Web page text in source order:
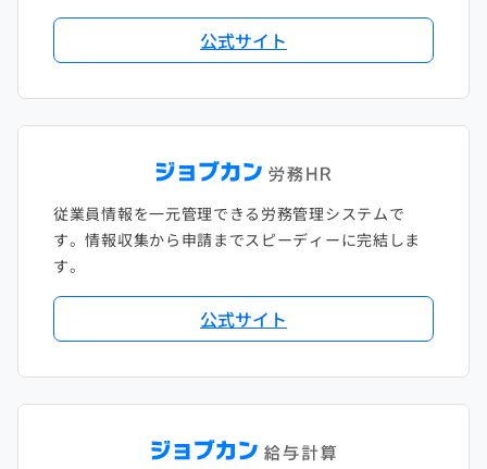
公式サイト
従業員情報を一元管理できる労務管理システムで
す。情報収集から申請までスピーディーに完結しま
す。
公式サイト